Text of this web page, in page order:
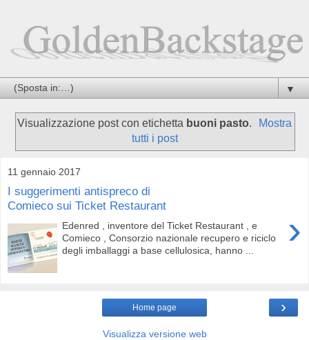
▼
Visualizzazione post con etichetta buoni pasto.
Mostra
tutti i post
11 gennaio 2017
I suggerimenti antispreco di
Comieco sui Ticket Restaurant
›
Edenred , inventore del Ticket Restaurant , e
Comieco , Consorzio nazionale recupero e riciclo
degli imballaggi a base cellulosica, hanno ...
›
Home page
Visualizza versione web